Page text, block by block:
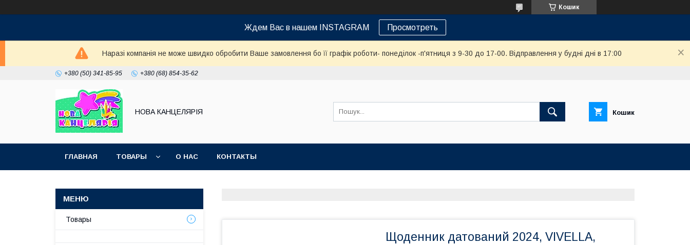
Кошик
Ждем Вас в нашем INSTAGRAM Просмотреть
Наразі компанія не може швидко обробити Ваше замовлення бо її графік роботи- понеділок -п'ятниця з 9-30 до 17-00. Відправлення у будні дні в 17:00
+380 (50) 341-85-95 +380 (68) 854-35-62
НОВА КАНЦЕЛЯРІЯ Кошик
ГЛАВНАЯ ТОВАРЫ О НАС КОНТАКТЫ
Щоденник датований 2024, VIVELLA,
Товары